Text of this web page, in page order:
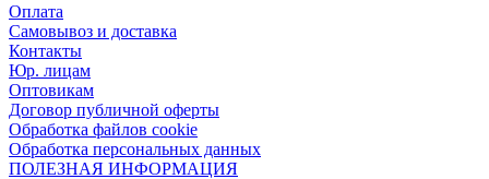
Оплата
Самовывоз и доставка
Контакты
Юр. лицам
Оптовикам
Договор публичной оферты
Обработка файлов cookie
Обработка персональных данных
ПОЛЕЗНАЯ ИНФОРМАЦИЯ